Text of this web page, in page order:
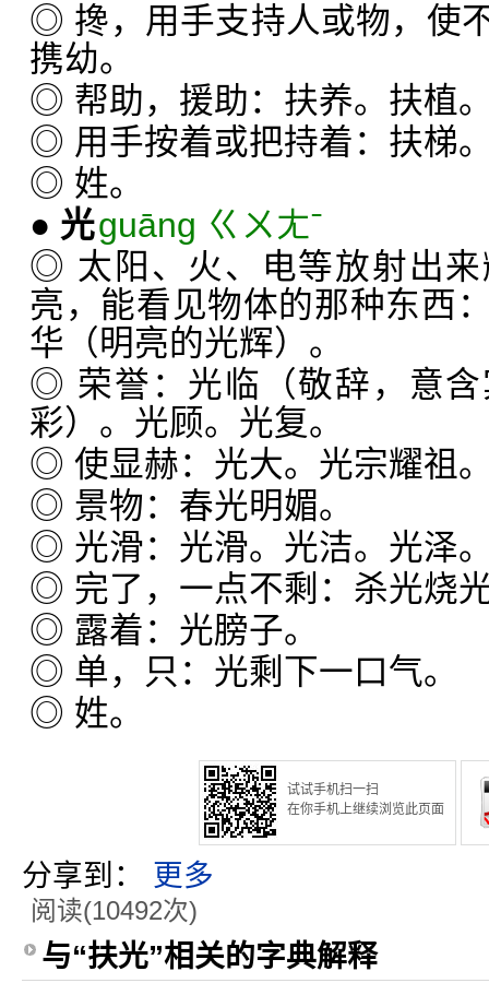
◎ 搀，用手支持人或物，使
携幼。
◎ 帮助，援助：扶养。扶植
◎ 用手按着或把持着：扶梯
◎ 姓。
● 光guāng ㄍㄨㄤˉ
◎ 太阳、火、电等放射出
亮，能看见物体的那种东西
华（明亮的光辉）。
◎ 荣誉：光临（敬辞，意
彩）。光顾。光复。
◎ 使显赫：光大。光宗耀祖
◎ 景物：春光明媚。
◎ 光滑：光滑。光洁。光泽
◎ 完了，一点不剩：杀光烧
◎ 露着：光膀子。
◎ 单，只：光剩下一口气。
◎ 姓。
试试手机扫一扫
在你手机上继续浏览此页面
分享到： 更多
阅读(10492次)
与“扶光”相关的字典解释